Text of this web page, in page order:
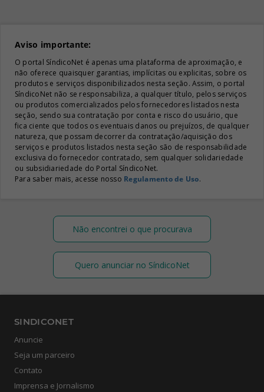
Aviso importante:
O portal SíndicoNet é apenas uma plataforma de aproximação, e
não oferece quaisquer garantias, implícitas ou explicitas, sobre os
produtos e serviços disponibilizados nesta seção. Assim, o portal
SíndicoNet não se responsabiliza, a qualquer título, pelos serviços
ou produtos comercializados pelos fornecedores listados nesta
seção, sendo sua contratação por conta e risco do usuário, que
fica ciente que todos os eventuais danos ou prejuízos, de qualquer
natureza, que possam decorrer da contratação/aquisição dos
serviços e produtos listados nesta seção são de responsabilidade
exclusiva do fornecedor contratado, sem qualquer solidariedade
ou subsidiariedade do Portal SíndicoNet.
Para saber mais, acesse nosso Regulamento de Uso.
Não encontrei o que procurava
Quero anunciar no SíndicoNet
SINDICONET
Anuncie
Seja um parceiro
Contato
Imprensa e Jornalismo